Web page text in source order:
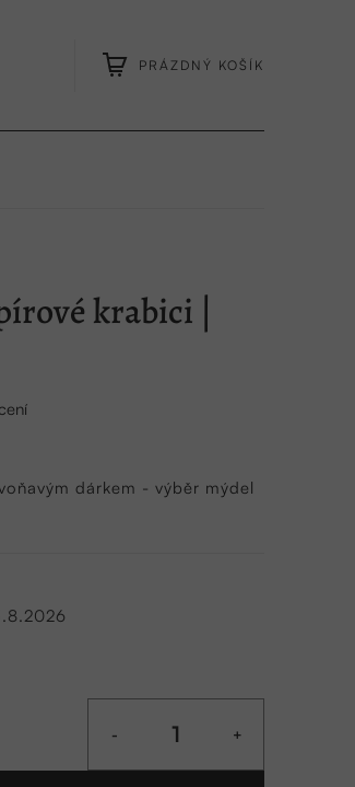
PRÁZDNÝ KOŠÍK
krabici |
dárkem - výběr mýdel